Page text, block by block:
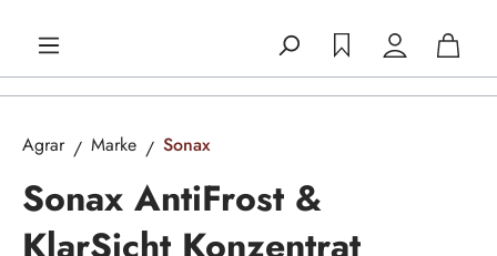
Agrar Marke Sonax
Sonax AntiFrost &